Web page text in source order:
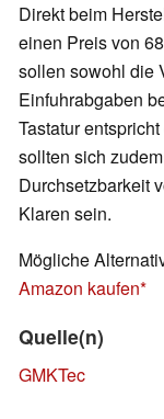
Direkt beim
einen Preis von
sollen sowohl die
Einfuhrabgaben
Tastatur
sollten sich
Durchsetzbarkeit
Klaren sein.
Mögliche
Amazon kaufen
Quelle(n)
GMKTec